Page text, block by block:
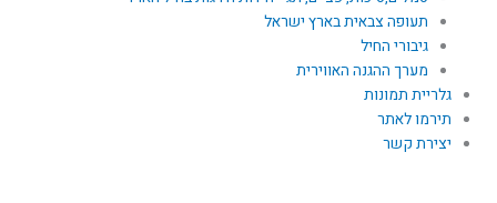
תעופה צבאית בארץ ישראל
גיבורי החיל
מערך ההגנה האווירית
גלריית תמונות
תירמו לאתר
יצירת קשר